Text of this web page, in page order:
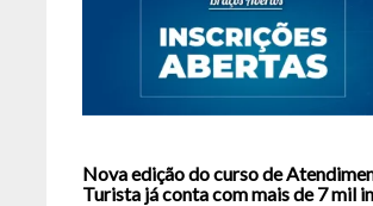
Nova edição do curso de
Turista já conta com mais de 7 mil